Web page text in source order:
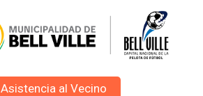
Asistencia al Vecino